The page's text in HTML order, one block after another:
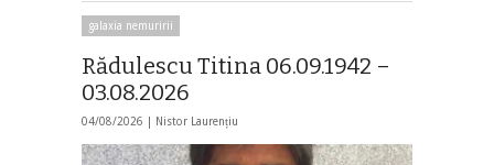
galaxia nemuririi
Rădulescu Titina 06.09.1942 –
03.08.2026
04/08/2026 | Nistor Laurențiu